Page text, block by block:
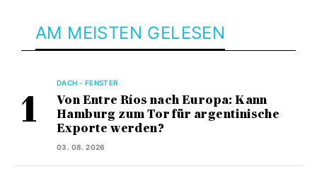
AM MEISTEN GELESEN
DACH - FENSTER
Von Entre Ríos nach Europa: Kann
Hamburg zum Tor für argentinische
Exporte werden?
03. 08. 2026